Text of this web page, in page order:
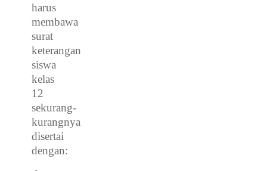
harus
membawa
surat
keterangan
siswa
kelas
12
sekurang-
kurangnya
disertai
dengan: